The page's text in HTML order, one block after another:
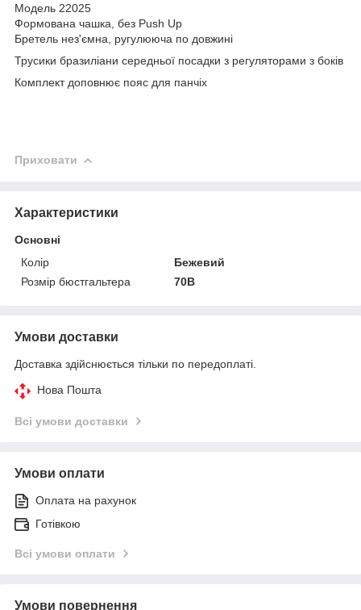
Модель 22025
Формована чашка, без Push Up
Бретель нез'ємна, ругулююча по довжині
Трусики бразиліани середньої посадки з регуляторами з боків
Комплект доповнює пояс для панчіх
Приховати
Характеристики
Основні
Колір
Бежевий
Розмір бюстгальтера
70B
Умови доставки
Доставка здійснюється тільки по передоплаті.
Нова Пошта
Всі умови доставки
Умови оплати
Оплата на рахунок
Готівкою
Всі умови оплати
Умови повернення